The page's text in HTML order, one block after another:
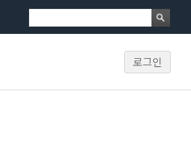
로그인